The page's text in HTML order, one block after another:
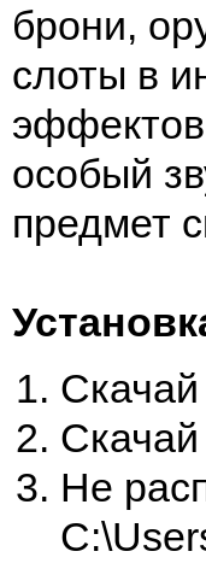
брони,
слоты в
особый
предмет
Не